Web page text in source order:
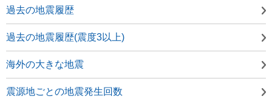
過去の地震履歴
過去の地震履歴(震度3以上)
海外の大きな地震
震源地ごとの地震発生回数